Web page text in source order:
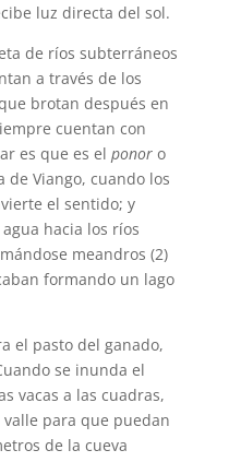
luz directa del sol.
de ríos subterráneos
a través de los
brotan después en
cuentan con
es que es el ponoro
Viango, cuando los
el sentido; y
hacia los ríos
meandros (2)
formando un lago
el pasto del ganado,
se inunda el
vacas a las cuadras,
para que puedan
de la cueva